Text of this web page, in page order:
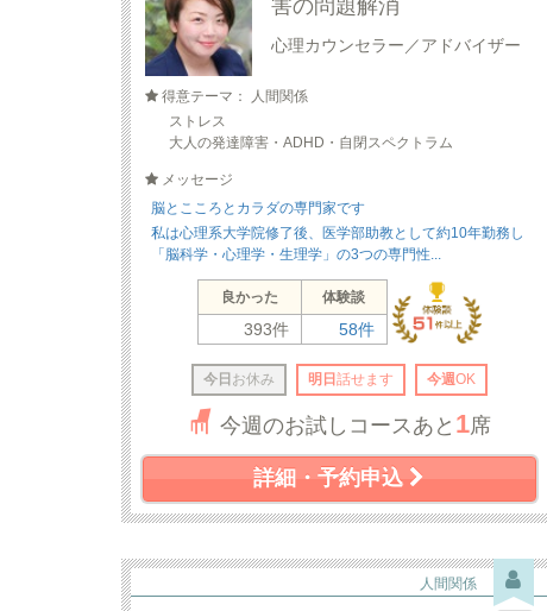
害の問題解消
心理カウンセラー／アドバイザー
得意テーマ： 人間関係
ストレス
大人の発達障害・ADHD・自閉スペクトラム
メッセージ
脳とこころとカラダの専門家です
私は心理系大学院修了後、医学部助教として約10年勤務し
「脳科学・心理学・生理学」の3つの専門性...
良かった 体験談
393件 58件
今日 お休み 明日 話せます 今週OK
今週のお試しコースあと 1席
詳細・予約申込
人間関係